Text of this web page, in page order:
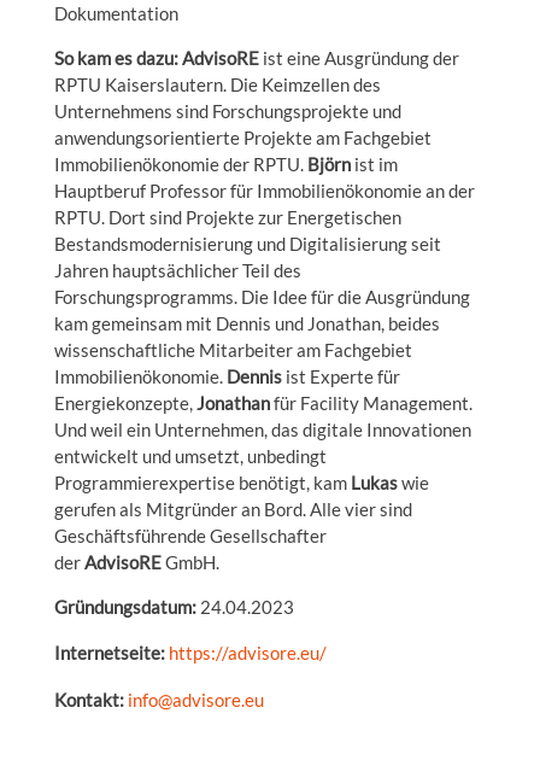
Dokumentation
So kam es dazu: AdvisoREist eine Ausgründung der
RPTU Kaiserslautern. Die Keimzellen des
Unternehmens sind Forschungsprojekte und
anwendungsorientierte Projekte am Fachgebiet
Immobilienökonomie der RPTU. Björnist im
Hauptberuf Professor für Immobilienökonomie an der
RPTU. Dort sind Projekte zur Energetischen
Bestandsmodernisierung und Digitalisierung seit
Jahren hauptsächlicher Teil des
Forschungsprogramms. Die Idee für die Ausgründung
kam gemeinsam mit Dennis und Jonathan, beides
wissenschaftliche Mitarbeiter am Fachgebiet
Immobilienökonomie. Dennisist Experte für
Energiekonzepte, Jonathanfür Facility Management.
Und weil ein Unternehmen, das digitale Innovationen
entwickelt und umsetzt, unbedingt
Programmierexpertise benötigt, kam Lukaswie
gerufen als Mitgründer an Bord. Alle vier sind
Geschäftsführende Gesellschafter
der AdvisoREGmbH.
Gründungsdatum:24.04.2023
Internetseite: https://advisore.eu/
Kontakt: info@advisore.eu